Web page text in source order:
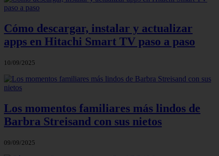
Cómo descargar, instalar y actualizar
apps en Hitachi Smart TV paso a paso
10/09/2025
Los momentos familiares más lindos de
Barbra Streisand con sus nietos
09/09/2025